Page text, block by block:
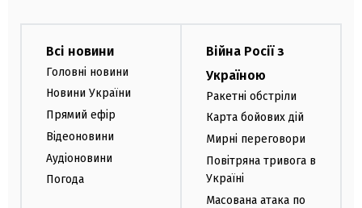
Всі новини
Головні новини
Новини України
Прямий ефір
Відеоновини
Аудіоновини
Погода
Війна Росії з
Україною
Ракетні обстріли
Карта бойових дій
Мирні переговори
Повітряна тривога в
Україні
Масована атака по